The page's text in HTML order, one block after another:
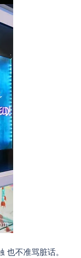
也不准骂脏话。